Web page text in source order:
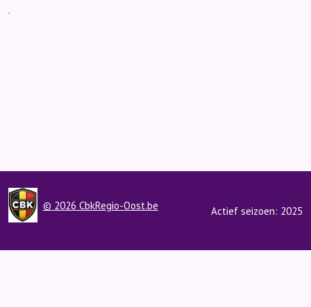
.
© 2026 CbkRegio-Oost.be Actief seizoen: 2025